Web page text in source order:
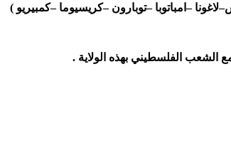
–امباتوبا –توبارون –كريسيوما –كمبيريو )